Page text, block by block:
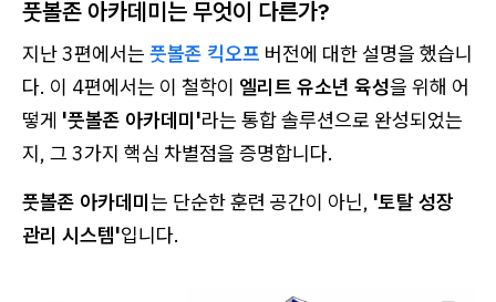
풋볼존 아카데미는 무엇이 다른가?
지난 3편에서는 풋볼존 킥오프 버전에 대한 설명을 했습니
다. 이 4편에서는 이 철학이 엘리트 유소년 육성을 위해 어
떻게 '풋볼존 아카데미'라는 통합 솔루션으로 완성되었는
지, 그 3가지 핵심 차별점을 증명합니다.
풋볼존 아카데미는 단순한 훈련 공간이 아닌, '토탈 성장
관리 시스템'입니다.